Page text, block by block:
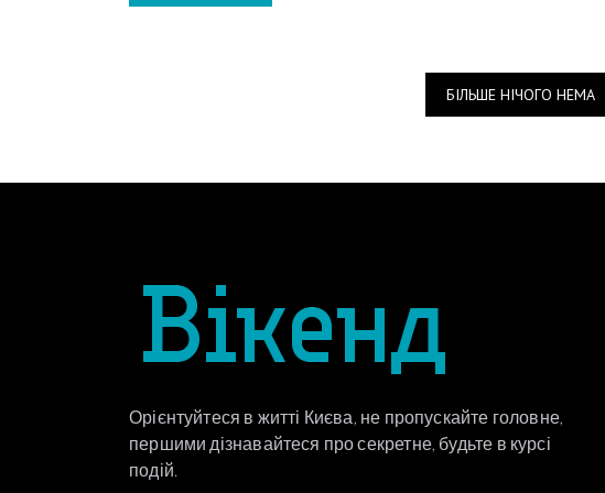
БІЛЬШЕ НІЧОГО НЕМА
Орієнтуйтеся в житті Києва, не пропускайте головне,
першими дізнавайтеся про секретне, будьте в курсі
подій.